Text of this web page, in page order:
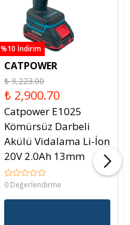
%10 İndirim
CATPOWER
₺ 3,223.00
₺ 2,900.70
Catpower E1025
Kömürsüz Darbeli
Akülü Vidalama Li-İon
20V 2.0Ah 13mm
0 Değerlendirme